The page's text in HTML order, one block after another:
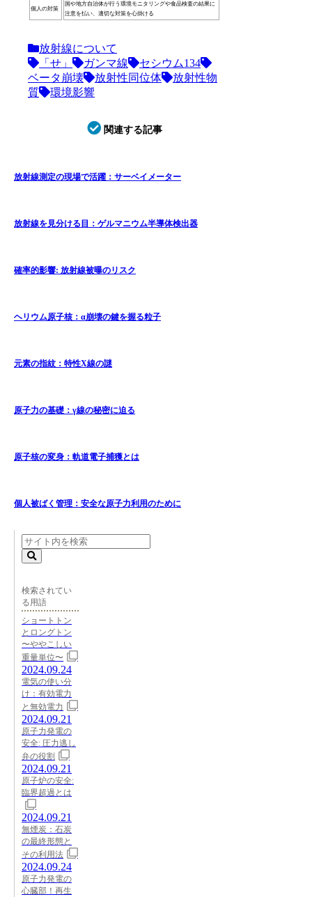
個人の対策
国や地方自治体が行う環境モニタリングや食品検査の結果に
注意を払い、適切な対策を心掛ける
放射線について
「せ」
ガンマ線
セシウム134
ベータ崩壊
放射性同位体
放射性物
質
環境影響
関連する記事
放射線測定の現場で活躍：サーベイメーター
放射線を見分ける目：ゲルマニウム半導体検出器
確率的影響: 放射線被曝のリスク
ヘリウム原子核：α崩壊の鍵を握る粒子
元素の指紋：特性X線の謎
原子力の基礎：γ線の秘密に迫る
原子核の変身：軌道電子捕獲とは
個人被ばく管理：安全な原子力利用のために
検索されてい
る用語
ショートトン
とロングトン
〜ややこしい
重量単位〜
2024.09.24
電気の使い分
け：有効電力
と無効電力
2024.09.21
原子力発電の
安全: 圧力逃し
弁の役割
2024.09.21
原子炉の安全:
臨界超過とは
2024.09.21
無煙炭：石炭
の最終形態と
その利用法
2024.09.24
原子力発電の
心臓部！再生